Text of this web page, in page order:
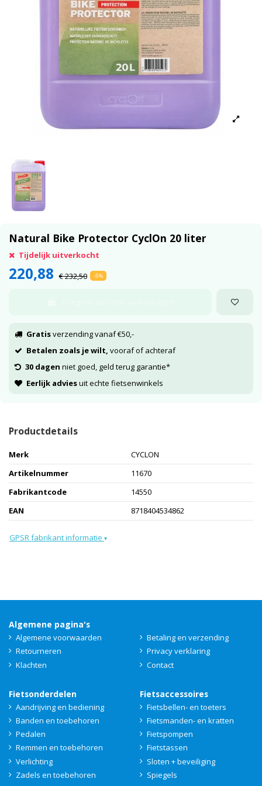
Natural Bike Protector CyclOn 20 liter
Tijdelijk uitverkocht
220,88 € 232,50 -5%
Gratisverzending vanaf €50,-
Betalen zoals je wilt, vooraf of achteraf
30 dagen niet goed, geld terug garantie*
Eerlijk adviesuit echte fietsenwinkels
Productdetails
Merk
CYCLON
Artikelnummer
11670
Fabrikantcode
14550
EAN
8718404534862
GPSR fabrikant informatie ▾
Algemene pagina's
Algemene voorwaarden
Betaling en verzending
Retourneren
Privacy verklaring
Klachten
Contact
Fietsonderdelen
Aandrijving en bediening
Banden en toebehoren
Pedalen
Remmen en toebehoren
Verlichting
Zadels en toebehoren
Fietsaccessoires
Fietsbellen- en toeters
Fietsmanden- en kratten
Fietspompen
Fietstassen
Sloten + beveiliging
Spiegels